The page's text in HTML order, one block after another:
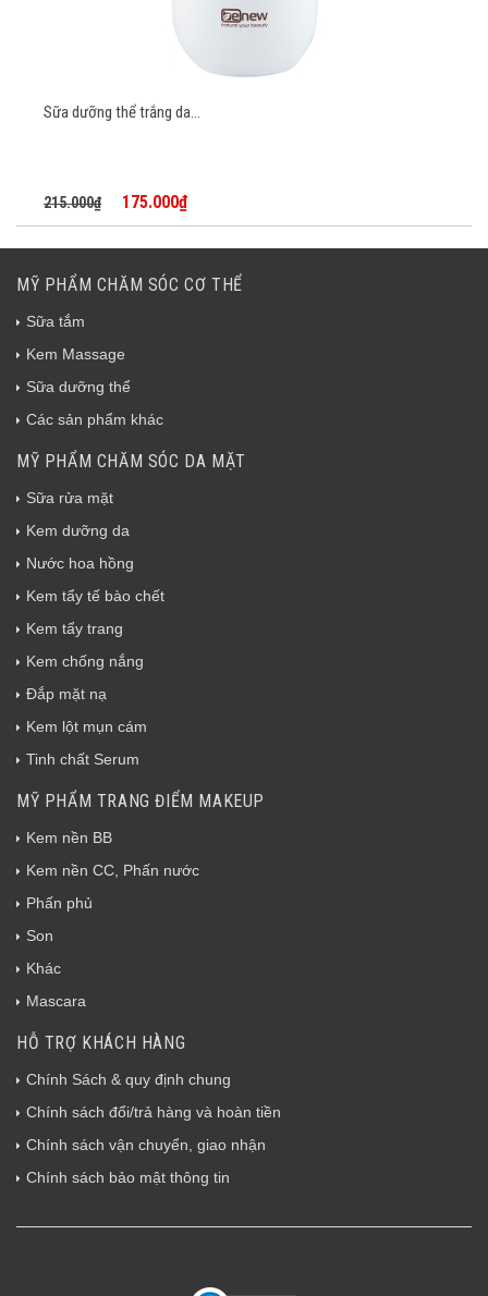
Sữa dưỡng thể trắng da...
215.000₫ 175.000₫
MỸ PHẨM CHĂM SÓC CƠ THỂ
Sữa tắm
Kem Massage
Sữa dưỡng thể
Các sản phẩm khác
MỸ PHẨM CHĂM SÓC DA MẶT
Sữa rửa mặt
Kem dưỡng da
Nước hoa hồng
Kem tẩy tế bào chết
Kem tẩy trang
Kem chống nắng
Đắp mặt nạ
Kem lột mụn cám
Tinh chất Serum
MỸ PHẨM TRANG ĐIỂM MAKEUP
Kem nền BB
Kem nền CC, Phấn nước
Phấn phủ
Son
Khác
Mascara
HỖ TRỢ KHÁCH HÀNG
Chính Sách & quy định chung
Chính sách đổi/trả hàng và hoàn tiền
Chính sách vận chuyển, giao nhận
Chính sách bảo mật thông tin